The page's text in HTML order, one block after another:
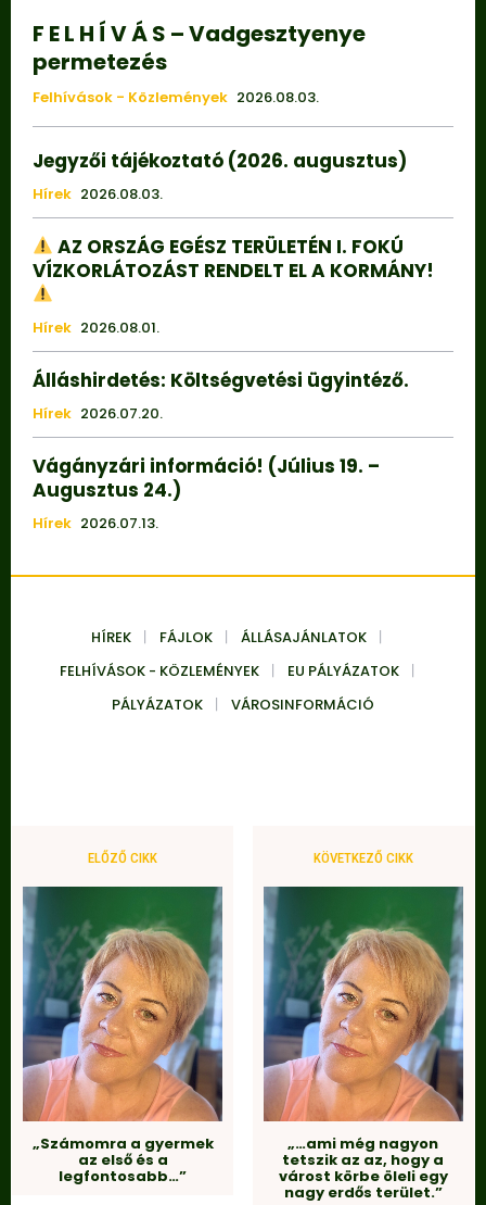
F E L H Í V Á S – Vadgesztyenye
permetezés
Felhívások - Közlemények 2026.08.03.
Jegyzői tájékoztató (2026. augusztus)
Hírek 2026.08.03.
AZ ORSZÁG EGÉSZ TERÜLETÉN I. FOKÚ
VÍZKORLÁTOZÁST RENDELT EL A KORMÁNY!
Hírek 2026.08.01.
Álláshirdetés: Költségvetési ügyintéző.
Hírek 2026.07.20.
Vágányzári információ! (Július 19. –
Augusztus 24.)
Hírek 2026.07.13.
HÍREK FÁJLOK
ÁLLÁSAJÁNLATOK
FELHÍVÁSOK - KÖZLEMÉNYEK
EU PÁLYÁZATOK
PÁLYÁZATOK
VÁROSINFORMÁCIÓ
ELŐZŐ CIKK
„Számomra a gyermek
az első és a
legfontosabb…”
KÖVETKEZŐ CIKK
„…ami még nagyon
tetszik az az, hogy a
várost körbe öleli egy
nagy erdős terület.”